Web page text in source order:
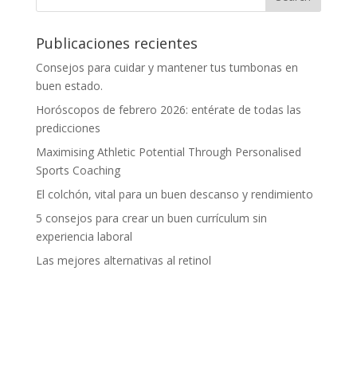
Publicaciones recientes
Consejos para cuidar y mantener tus tumbonas en
buen estado.
Horóscopos de febrero 2026: entérate de todas las
predicciones
Maximising Athletic Potential Through Personalised
Sports Coaching
El colchón, vital para un buen descanso y rendimiento
5 consejos para crear un buen currículum sin
experiencia laboral
Las mejores alternativas al retinol